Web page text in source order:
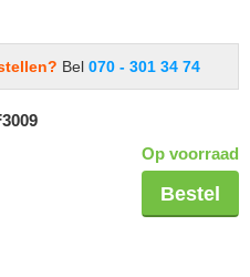
Bel 070 - 301 34 74
Op voorraad
Bestel